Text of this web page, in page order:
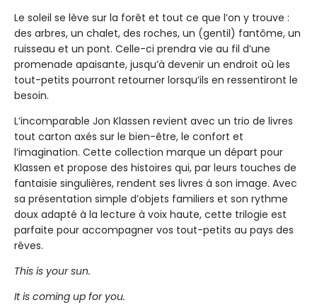
Le soleil se lève sur la forêt et tout ce que l’on y trouve :
des arbres, un chalet, des roches, un (gentil) fantôme, un
ruisseau et un pont. Celle-ci prendra vie au fil d’une
promenade apaisante, jusqu’à devenir un endroit où les
tout-petits pourront retourner lorsqu’ils en ressentiront le
besoin.
L’incomparable Jon Klassen revient avec un trio de livres
tout carton axés sur le bien-être, le confort et
l’imagination. Cette collection marque un départ pour
Klassen et propose des histoires qui, par leurs touches de
fantaisie singulières, rendent ses livres à son image. Avec
sa présentation simple d’objets familiers et son rythme
doux adapté à la lecture à voix haute, cette trilogie est
parfaite pour accompagner vos tout-petits au pays des
rêves.
This is your sun.
It is coming up for you.